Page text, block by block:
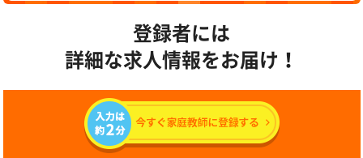
登録者には
詳細な求人情報をお届け！